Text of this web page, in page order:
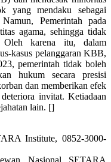
yang mendaku sebagai
Pemerintah pada
agama, sehingga tidak
Oleh karena itu, dalam
kasus pelanggaran KBB,
pemerintah tidak boleh
hukum secara presisi
dan memberikan efek
invitat. Ketiadaan
lain. []
Institute, 0852-3000-
Nasional SETARA